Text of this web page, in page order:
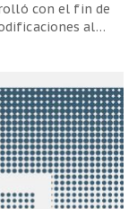
con el fin de
al…